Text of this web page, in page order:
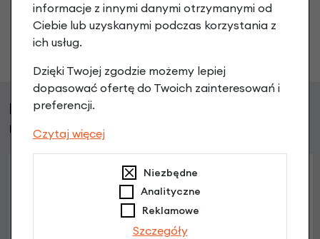
Klienci, którzy kupili ten produkt wybrali
również
informacje z innymi danymi otrzymanymi od
Ciebie lub uzyskanymi podczas korzystania z
ich usług.
Dzięki Twojej zgodzie możemy lepiej
dopasować ofertę do Twoich zainteresowań i
preferencji.
Czytaj więcej
Niezbędne
Analityczne
Reklamowe
Szczegóły